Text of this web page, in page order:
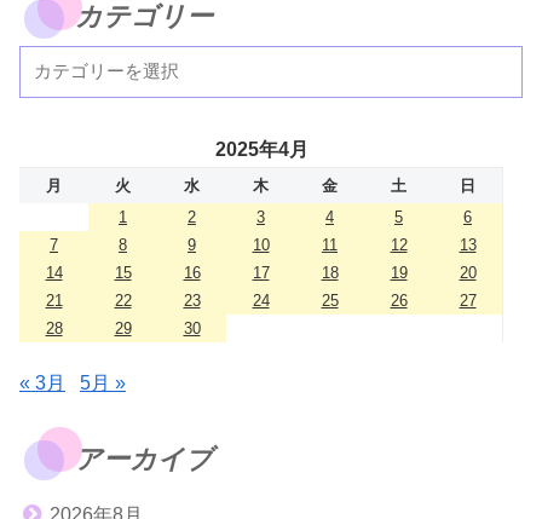
カテゴリー
2025年4月
月 火 水 木 金 土
日
1
2 3 4 5
6
7
8 9 10 11 12
13
14
15 16 17 18 19
20
21
22 23 24 25 26
27
28
29 30
« 3月 5月 »
アーカイブ
2026年8月